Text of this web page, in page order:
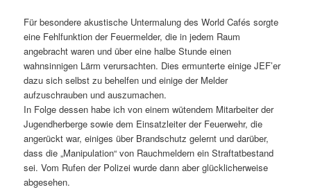
Für besondere akustische Untermalung des World Cafés sorgte
eine Fehlfunktion der Feuermelder, die in jedem Raum
angebracht waren und über eine halbe Stunde einen
wahnsinnigen Lärm verursachten. Dies ermunterte einige JEF’er
dazu sich selbst zu behelfen und einige der Melder
aufzuschrauben und auszumachen.
In Folge dessen habe ich von einem wütendem Mitarbeiter der
Jugendherberge sowie dem Einsatzleiter der Feuerwehr, die
angerückt war, einiges über Brandschutz gelernt und darüber,
dass die „Manipulation“ von Rauchmeldern ein Straftatbestand
sei. Vom Rufen der Polizei wurde dann aber glücklicherweise
abgesehen.